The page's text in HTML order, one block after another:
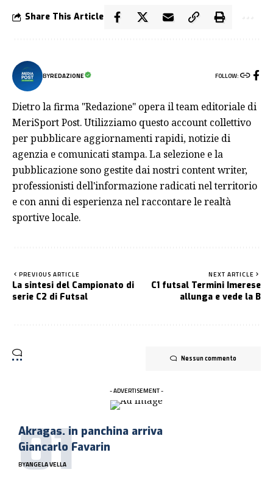
Share This Article
BYREDAZIONE FOLLOW:
Dietro la firma "Redazione" opera il team editoriale di
MeriSport Post. Utilizziamo questo account collettivo
per pubblicare aggiornamenti rapidi, notizie di
agenzia e comunicati stampa. La selezione e la
pubblicazione sono gestite dai nostri content writer,
professionisti dell'informazione radicati nel territorio
e con anni di esperienza nel raccontare le realtà
sportive locale.
PREVIOUS ARTICLE
La sintesi del Campionato di
serie C2 di Futsal
NEXT ARTICLE
C1 futsal Termini Imerese
allunga e vede la B
Nessun commento
- ADVERTISEMENT -
Akragas. in panchina arriva
Giancarlo Favarin
BYANGELA VELLA